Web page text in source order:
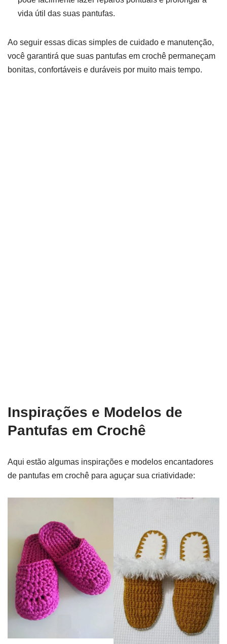
vida útil das suas pantufas.
Ao seguir essas dicas simples de cuidado e manutenção,
você garantirá que suas pantufas em crochê permaneçam
bonitas, confortáveis e duráveis por muito mais tempo.
Inspirações e Modelos de
Pantufas em Crochê
Aqui estão algumas inspirações e modelos encantadores
de pantufas em crochê para aguçar sua criatividade: